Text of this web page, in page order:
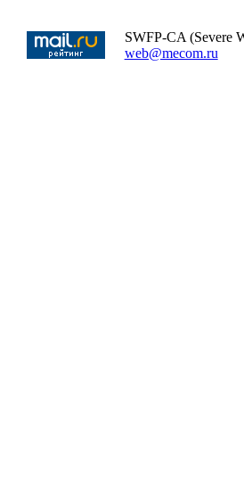
SWFP-CA (Severe
web@mecom.ru